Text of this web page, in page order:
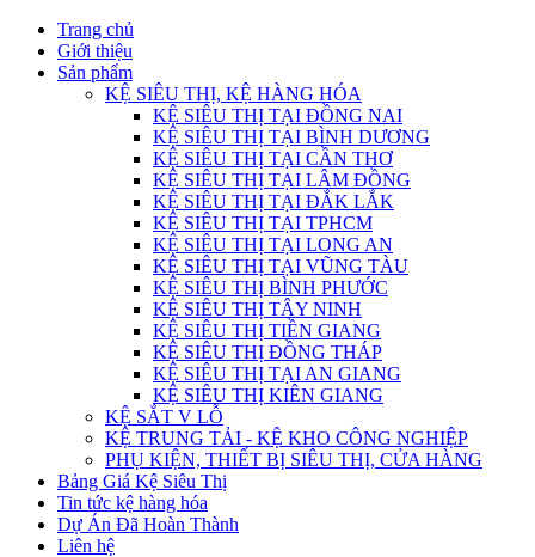
Trang chủ
Giới thiệu
Sản phẩm
KỆ SIÊU THỊ, KỆ HÀNG HÓA
KỆ SIÊU THỊ TẠI ĐỒNG NAI
KỆ SIÊU THỊ TẠI BÌNH DƯƠNG
KỆ SIÊU THỊ TẠI CẦN THƠ
KỆ SIÊU THỊ TẠI LÂM ĐỒNG
KỆ SIÊU THỊ TẠI ĐẮK LẮK
KỆ SIÊU THỊ TẠI TPHCM
KỆ SIÊU THỊ TẠI LONG AN
KỆ SIÊU THỊ TẠI VŨNG TÀU
KỆ SIÊU THỊ BÌNH PHƯỚC
KỆ SIÊU THỊ TÂY NINH
KỆ SIÊU THỊ TIỀN GIANG
KỆ SIÊU THỊ ĐỒNG THÁP
KỆ SIÊU THỊ TẠI AN GIANG
KỆ SIÊU THỊ KIÊN GIANG
KỆ SẮT V LỖ
KỆ TRUNG TẢI - KỆ KHO CÔNG NGHIỆP
PHỤ KIỆN, THIẾT BỊ SIÊU THỊ, CỬA HÀNG
Bảng Giá Kệ Siêu Thị
Tin tức kệ hàng hóa
Dự Án Đã Hoàn Thành
Liên hệ